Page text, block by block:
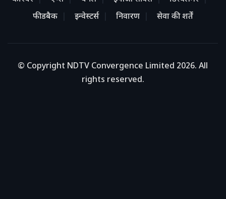
फीडबैक
इन्वेस्टर्स निवारण सेवा की शर्तें
© Copyright NDTV Convergence Limited 2026. All
rights reserved.